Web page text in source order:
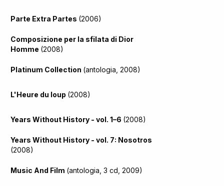
Parte Extra Partes (2006)
Composizione per la sfilata di Dior
Homme (2008)
Platinum Collection (antologia, 2008)
L'Heure du loup (2008)
Years Without History - vol. 1–6 (2008)
Years Without History - vol. 7: Nosotros
(2008)
Music And Film (antologia, 3 cd, 2009)